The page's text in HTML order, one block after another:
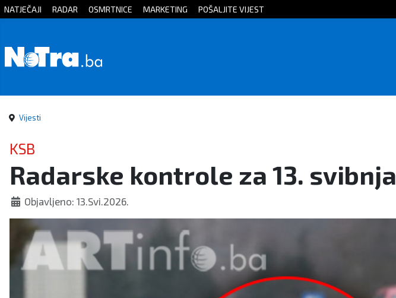
Početna
Sport
Kultura
Crna
kronika
Politika
Zanimljivosti
NATJEČAJI RADAR OSMRTNICE MARKETING POŠALJITE VIJEST
Vijesti
KSB
Radarske kontrole za 13. svibnja
Objavljeno: 13.Svi.2026.